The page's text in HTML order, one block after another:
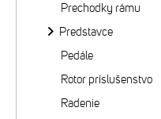
Prechodky rámu
Predstavce
Pedále
Rotor príslušenstvo
Radenie